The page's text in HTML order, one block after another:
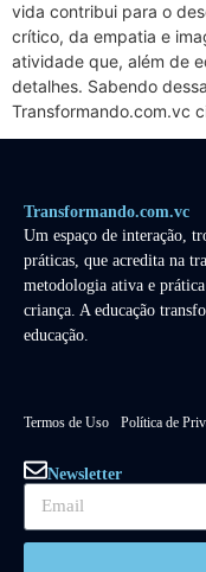
vida contribui para o
crítico, da empatia e
atividade que, além de
detalhes. Sabendo
Transformando.com.vc
Transformando.com.vc
Um espaço de interação,
práticas, que acredita na
metodologia ativa e
criança. A educação
educação.
Termos de Uso Política de
Newsletter